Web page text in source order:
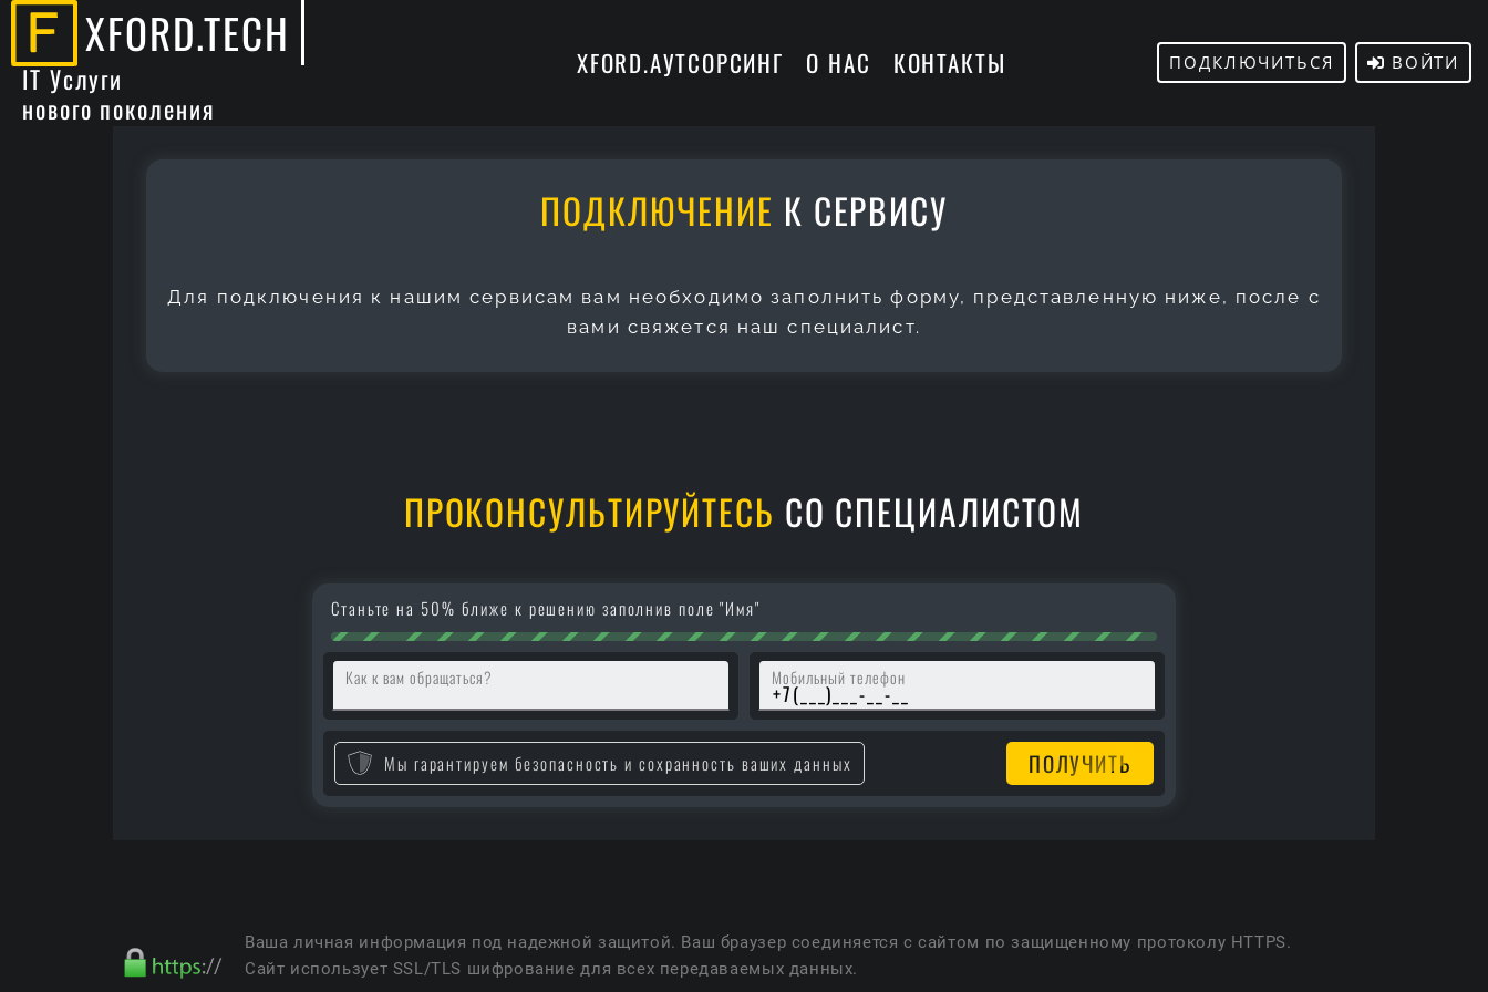
XFORD.TECH
IT Услуги
нового поколения
XFORD.АУТСОРСИНГ О НАС КОНТАКТЫ ПОДКЛЮЧИТЬСЯ ВОЙТИ
ПОДКЛЮЧЕНИЕ К СЕРВИСУ
Для подключения к нашим сервисам вам необходимо заполнитьформу, представленную ниже, после с
вами свяжется наш специалист.
ПРОКОНСУЛЬТИРУЙТЕСЬ СО СПЕЦИАЛИСТОМ
Станьте на 50% ближе к решению заполнив поле "Имя"
Как к вам обращаться? Мобильный телефон
Мы гарантируем безопасность и сохранность ваших данных ПОЛУЧИТЬ
Ваша личная информация под надежной защитой. Ваш браузер соединяется с сайтом по защищенному протоколу HTTPS.
Сайт использует SSL/TLS шифрование для всех передаваемых данных.